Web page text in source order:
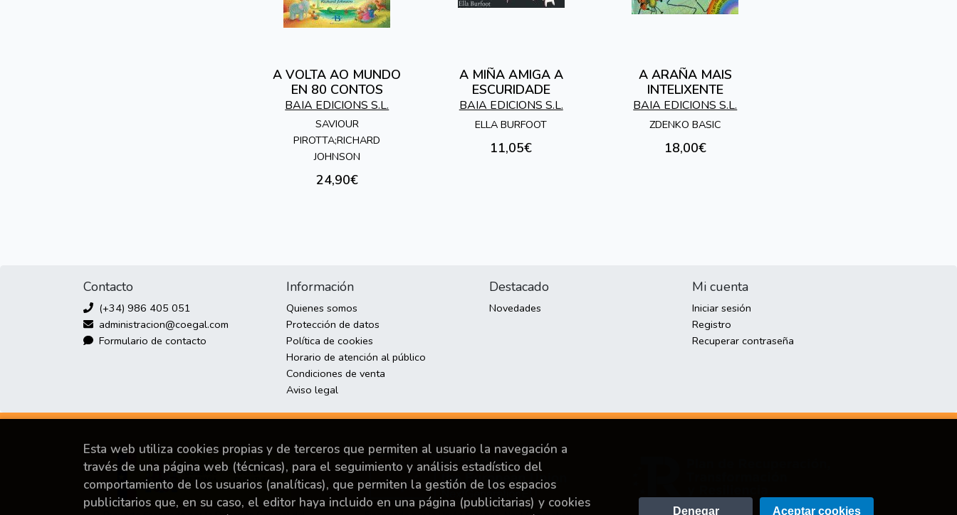
A VOLTA AO MUNDO
EN 80 CONTOS
BAIA EDICIONS S.L.
SAVIOUR
PIROTTA;RICHARD
JOHNSON
24,90€
A MIÑA AMIGA A
ESCURIDADE
BAIA EDICIONS S.L.
ELLA BURFOOT
11,05€
A ARAÑA MAIS
INTELIXENTE
BAIA EDICIONS S.L.
ZDENKO BASIC
18,00€
Contacto
(+34) 986 405 051
administracion@coegal.com
Formulario de contacto
Información
Quienes somos
Protección de datos
Política de cookies
Horario de atención al público
Condiciones de venta
Aviso legal
Destacado
Novedades
Mi cuenta
Iniciar sesión
Registro
Recuperar contraseña
Esta web utiliza cookies propias y de terceros que permiten al usuario la navegación a
través de una página web (técnicas), para el seguimiento y análisis estadístico del
comportamiento de los usuarios (analíticas), que permiten la gestión de los espacios
publicitarios que, en su caso, el editor haya incluido en una página (publicitarias) y cookies
Denegar Aceptar cookies